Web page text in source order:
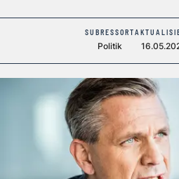
SUBRESSORT
Politik